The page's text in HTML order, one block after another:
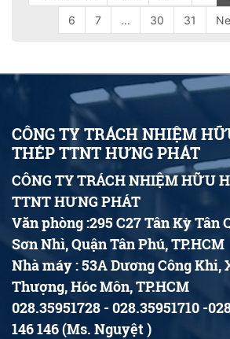
6 7 ... 30 31
CÔNG TY TRÁCH NHIỆM
THÉP TTNT HƯNG PHÁT
CÔNG TY TRÁCH NHIỆM HỮU
TTNT HƯNG PHÁT
Văn phòng :295 C27 Tân Kỳ Tân
Sơn Nhì, Quận Tân Phú, TP.HCM
Nhà máy : 53A Dương Công Khi,
Thượng, Hóc Môn, TP.HCM
028.35951728 - 028.35951710 -
146 146 (Ms. Nguyệt )